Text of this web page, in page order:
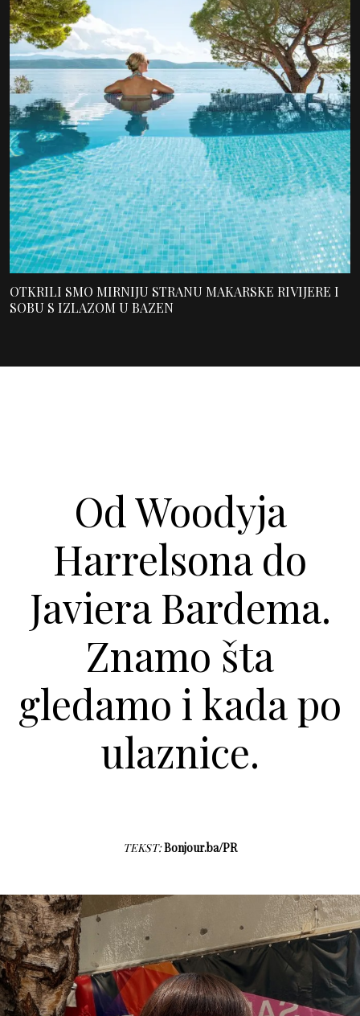
OTKRILI SMO MIRNIJU STRANU MAKARSKE RIVIJERE I
SOBU S IZLAZOM U BAZEN
Od Woodyja
Harrelsona do
Javiera Bardema.
Znamo šta
gledamo i kada po
ulaznice.
TEKST:Bonjour.ba/PR